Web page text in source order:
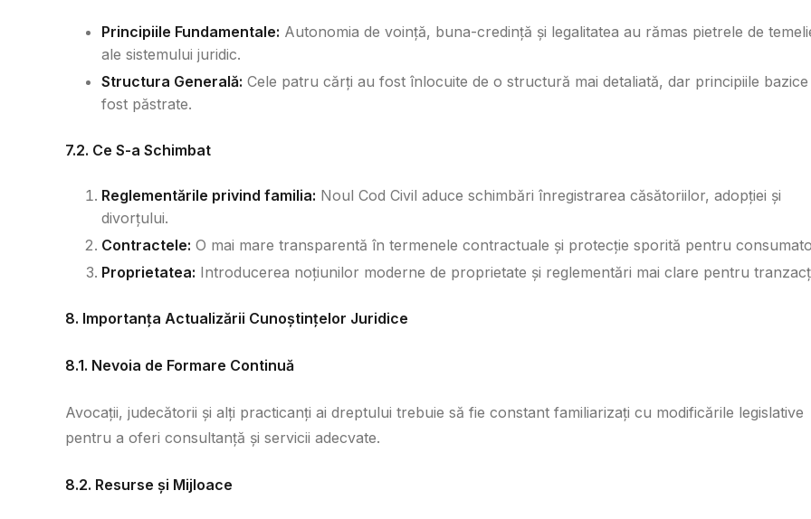
Principiile Fundamentale: Autonomia de voință, buna-credință și legalitatea au rămas pietrele de
ale sistemului juridic.
Structura Generală: Cele patru cărți au fost înlocuite de o structură mai detaliată, dar principiile
fost păstrate.
7.2. Ce S-a Schimbat
Reglementările privind familia: Noul Cod Civil aduce schimbări înregistrarea căsătoriilor, adopției și
divorțului.
Contractele: O mai mare transparentă în termenele contractuale și protecție sporită pentru
Proprietatea: Introducerea noțiunilor moderne de proprietate și reglementări mai clare pentru
8. Importanța Actualizării Cunoștințelor Juridice
8.1. Nevoia de Formare Continuă
Avocații, judecătorii și alți practicanți ai dreptului trebuie să fie constant familiarizați cu modificările legislative
pentru a oferi consultanță și servicii adecvate.
8.2. Resurse și Mijloace